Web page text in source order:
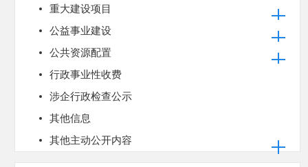
重大建设项目
公益事业建设
公共资源配置
行政事业性收费
涉企行政检查公示
其他信息
其他主动公开内容